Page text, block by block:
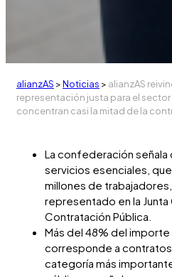
alianzAS >Noticias > alianzAS
representación justa para el
concentran casi la mitad de la
La confederación
servicios esenciales,
millones de
representado en la Junta
Contratación Pública.
Más del 48% del
corresponde a
categoría más